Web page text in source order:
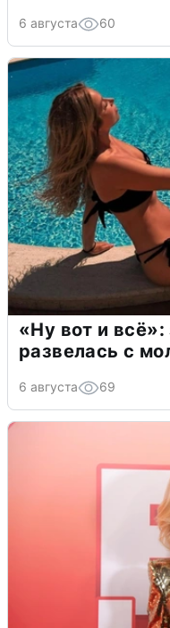
6 августа 60
«Ну вот и
развелась с
6 августа 69